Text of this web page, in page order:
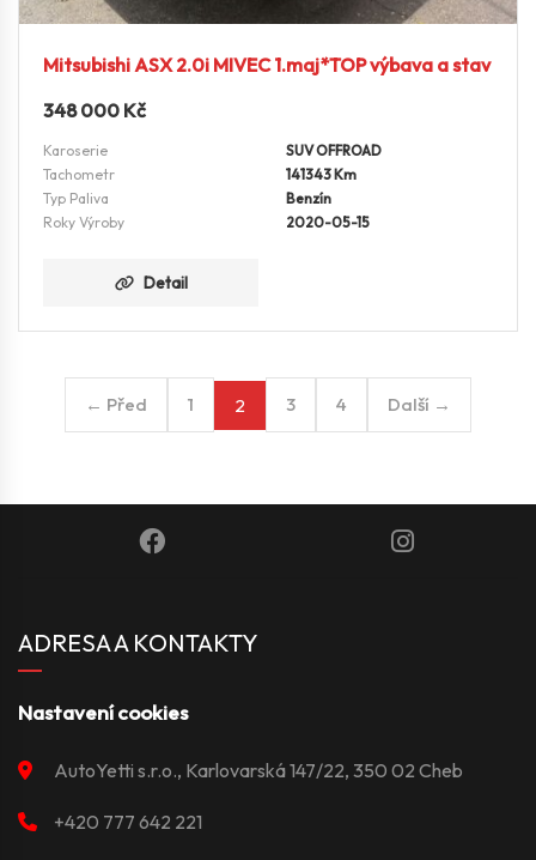
Mitsubishi ASX 2.0i MIVEC 1.maj*TOP výbava a stav
348 000 Kč
Karoserie
SUV OFFROAD
Tachometr
141343 Km
Typ Paliva
Benzín
Roky Výroby
2020-05-15
Detail
← Před 1 2 3 4 Další →
ADRESA A KONTAKTY
Nastavení cookies
AutoYetti s.r.o., Karlovarská 147/22, 350 02 Cheb
+420 777 642 221